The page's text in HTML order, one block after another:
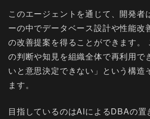
このエージェントを通じて、開発者
ーの中でデータベース設計や性能改
の改善提案を得ることができます。
の判断や知見を組織全体で再利用で
いと意思決定できない」という構造
ます。
目指しているのはAIによるDBAの置